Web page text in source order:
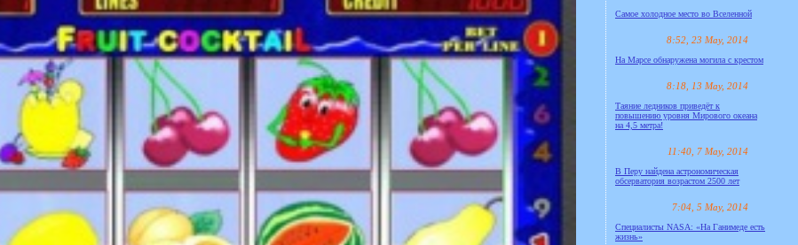
Самое холодное место во Вселенной
8:52, 23 May, 2014
На Марсе обнаружена могила с крестом
8:18, 13 May, 2014
Таяние ледников приведёт к
повышению уровня Мирового океана
на 4,5 метра!
11:40, 7 May, 2014
В Перу найдена астрономическая
обсерватория возрастом 2500 лет
7:04, 5 May, 2014
Специалисты NASA: «На Ганимеде есть
жизнь»